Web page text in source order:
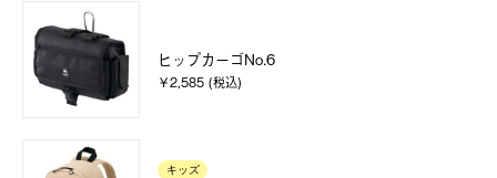
ヒップカーゴNo.6
￥2,585 (税込)
キッズ